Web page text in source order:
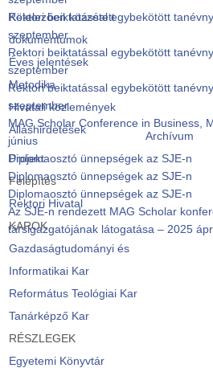
Kötelezően közzétett
dokumentumok
Éves jelentések
Metodika
Hivatali közlemények
Álláshirdetések
Archívum
Projekt
Felépítés
Rektori Hivatal
KAROK
Gazdaságtudományi és
Informatikai Kar
Református Teológiai Kar
Tanárképző Kar
RÉSZLEGEK
Egyetemi Könyvtár
Rektori beiktatással egybekötött
szeptember
Rektori beiktatással egybekötött
szeptember
Rektori beiktatással egybekötött
szeptember
MAG Scholar Conference in Business,
június
Diplomaosztó ünnepségek az SJE-n
Diplomaosztó ünnepségek az SJE-n
Diplomaosztó ünnepségek az SJE-n
Az SJE-n rendezett MAG Scholar
társigazgatójának látogatása – 2025